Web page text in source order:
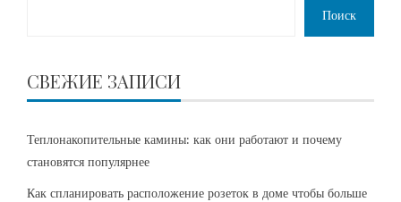
Поиск
СВЕЖИЕ ЗАПИСИ
Теплонакопительные камины: как они работают и почему
становятся популярнее
Как спланировать расположение розеток в доме чтобы больше